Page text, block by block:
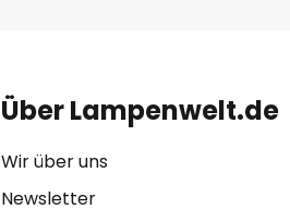
Über Lampenwelt.de
Wir über uns
Newsletter